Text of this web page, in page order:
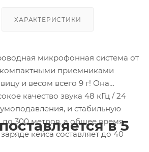
ХАРАКТЕРИСТИКИ
микрофонная система от
приемниками
и весом всего 9 г! Она
качество звука 48 кГц / 24
и стабильную
до 300 метров, а общее время
кейса составляет до 40
в 5